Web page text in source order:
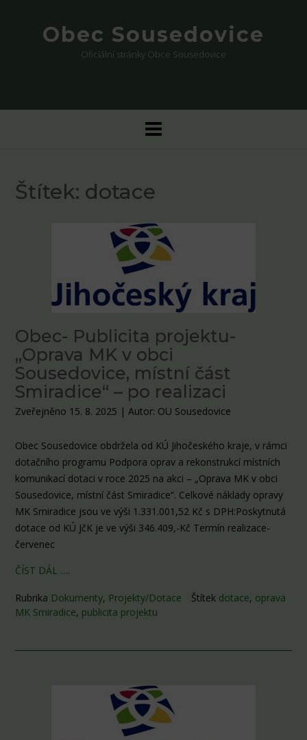
Obec Sousedovice
Oficiální stránky Obce Sousedovice
Štítek: dotace
Obec- Publicita projektu-
„Oprava MK v obci
Sousedovice, místní část
Smiradice“ – po realizaci
Zveřejněno 15. 8. 2025 | Autor: OU Sousedovice
Obec Sousedovice obdržela od KÚ Jihočeského kraje, v rámci
dotačního programu Podpora oprav a rekonstrukcí místních
komunikací dotaci v roce 2025 na akci – „Oprava MK v obci
Sousedovice, místní část Smiradice“. Celkové náklady opravy
MK Smiradice jsou ve výši 1.331.001,52 Kč s DPH:Poskytnutá
dotace od KÚ JčK je ve výši 346.409,-Kč Termín realizace-
červenec
ČÍST DÁL ….
Rubrika Dokumenty, Projekty/Dotace Štítek dotace, oprava
MK Smiradice, publicita projektu